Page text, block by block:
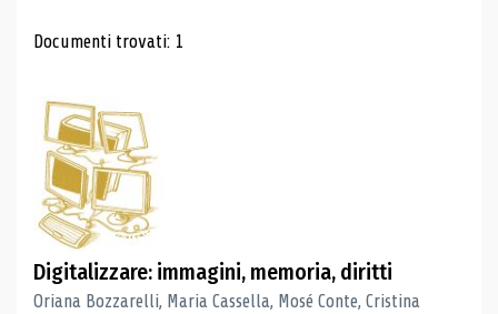
Risultati di ricerca
Documenti trovati: 1
Digitalizzare: immagini, memoria, diritti
Oriana Bozzarelli, Maria Cassella, Mosé Conte, Cristina